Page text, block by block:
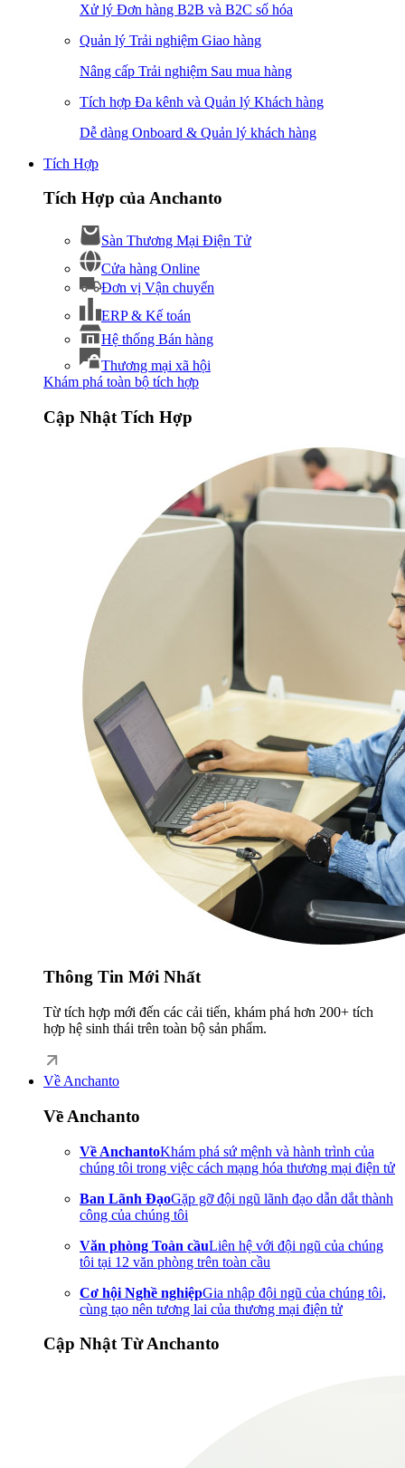
Xử lý Đơn hàng B2B và B2C số hóa
Quản lý Trải nghiệm Giao hàng
Nâng cấp Trải nghiệm Sau mua hàng
Tích hợp Đa kênh và Quản lý Khách hàng
Dễ dàng Onboard & Quản lý khách hàng
Tích Hợp
Tích Hợp của Anchanto
Sàn Thương Mại Điện Tử
Cửa hàng Online
Đơn vị Vận chuyển
ERP & Kế toán
Hệ thống Bán hàng
Thương mại xã hội
Khám phá toàn bộ tích hợp
Cập Nhật Tích Hợp
Thông Tin Mới Nhất
Từ tích hợp mới đến các cải tiến, khám phá hơn 200+ tích
hợp hệ sinh thái trên toàn bộ sản phẩm.
Về Anchanto
Về Anchanto
Về AnchantoKhám phá sứ mệnh và hành trình của
chúng tôi trong việc cách mạng hóa thương mại điện tử
Ban Lãnh ĐạoGặp gỡ đội ngũ lãnh đạo dẫn dắt thành
công của chúng tôi
Văn phòng Toàn cầuLiên hệ với đội ngũ của chúng
tôi tại 12 văn phòng trên toàn cầu
Cơ hội Nghề nghiệpGia nhập đội ngũ của chúng tôi,
cùng tạo nên tương lai của thương mại điện tử
Cập Nhật Từ Anchanto